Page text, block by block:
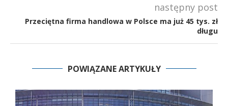
następny post
Przeciętna firma handlowa w Polsce ma już 45 tys. zł
długu
POWIĄZANE ARTYKUŁY